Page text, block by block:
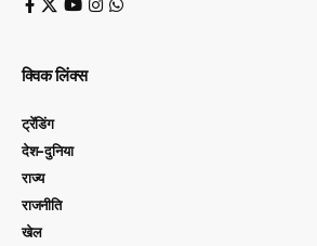
क्विक लिंक्स
ट्रेंडिंग
देश-दुनिया
राज्य
राजनीति
खेल